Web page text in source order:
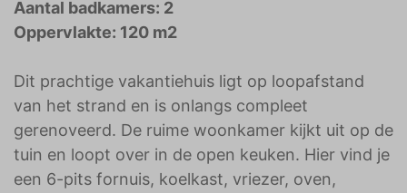
Aantal badkamers: 2
Oppervlakte: 120 m2
Dit prachtige vakantiehuis ligt op loopafstand
van het strand en is onlangs compleet
gerenoveerd. De ruime woonkamer kijkt uit op de
tuin en loopt over in de open keuken. Hier vind je
een 6-pits fornuis, koelkast, vriezer, oven,